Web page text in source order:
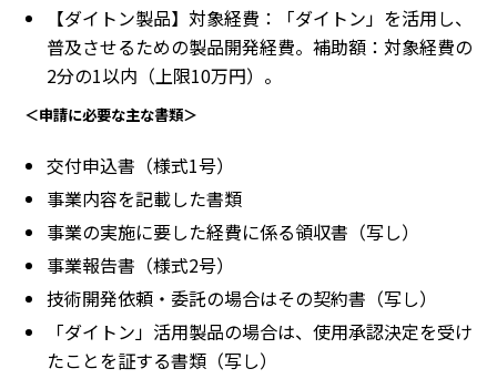
【ダイトン製品】対象経費：「ダイトン」を活用し、
普及させるための製品開発経費。補助額：対象経費の
2分の1以内（上限10万円）。
＜申請に必要な主な書類＞
交付申込書（様式1号）
事業内容を記載した書類
事業の実施に要した経費に係る領収書（写し）
事業報告書（様式2号）
技術開発依頼・委託の場合はその契約書（写し）
「ダイトン」活用製品の場合は、使用承認決定を受け
たことを証する書類（写し）